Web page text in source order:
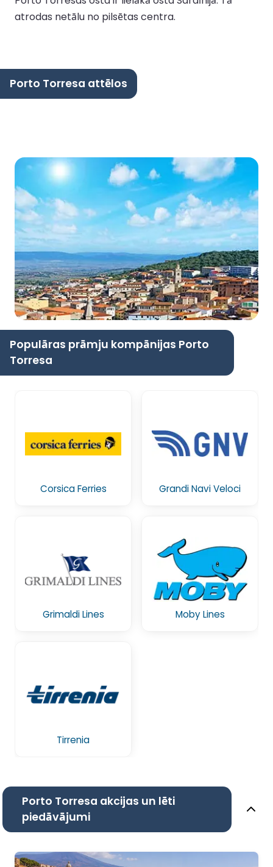
atrodas netālu no pilsētas centra.
Porto Torresa attēlos
Populāras prāmju kompānijas Porto
Torresa
Corsica Ferries Grandi Navi Veloci
Grimaldi Lines Moby Lines
Tirrenia
Porto Torresa akcijas un lēti
piedāvājumi